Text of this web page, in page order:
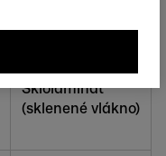
Začiatočníci a
Sklolaminát
(sklenené vlákno)